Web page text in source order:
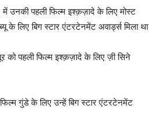
उनकी पहली फिल्म इश्क़ज़ादे के लिए मोस्ट
के लिए बिग स्टार एंटरटेनमेंट अवार्ड्स मिला था
को पहली फिल्म इश्क़ज़ादे के लिए ज़ी सिने
गुंडे के लिए उन्हें बिग स्टार एंटरटेनमेंट